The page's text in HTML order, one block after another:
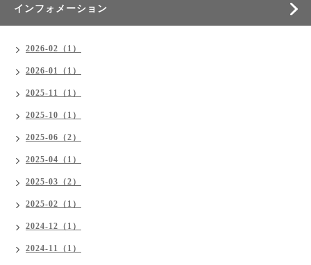
インフォメーション
2026-02（1）
2026-01（1）
2025-11（1）
2025-10（1）
2025-06（2）
2025-04（1）
2025-03（2）
2025-02（1）
2024-12（1）
2024-11（1）